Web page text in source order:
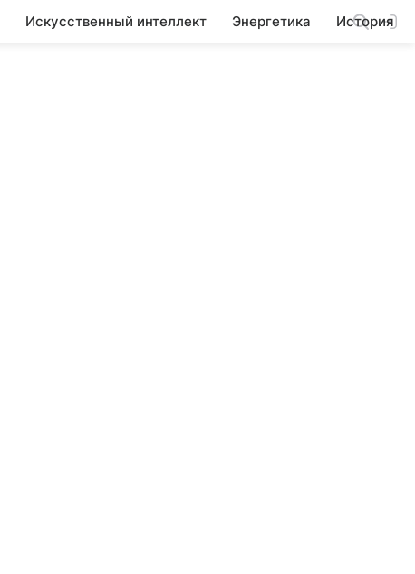
Искусственный интеллект Энергетика История